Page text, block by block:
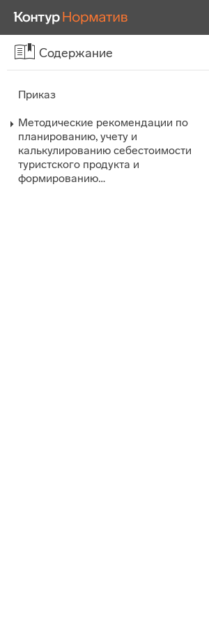
Содержание
Приказ
Методические рекомендации по
планированию, учету и
калькулированию себестоимости
туристского продукта и
формированию…